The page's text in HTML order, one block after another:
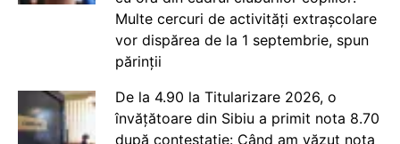
Multe cercuri de activități extrașcolare
vor dispărea de la 1 septembrie, spun
părinții
De la 4.90 la Titularizare 2026, o
învățătoare din Sibiu a primit nota 8.70
după contestație: Când am văzut nota